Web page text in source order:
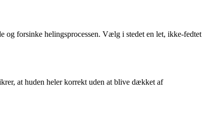
og forsinke helingsprocessen. Vælg i stedet en let, ikke-fedtet
at huden heler korrekt uden at blive dækket af